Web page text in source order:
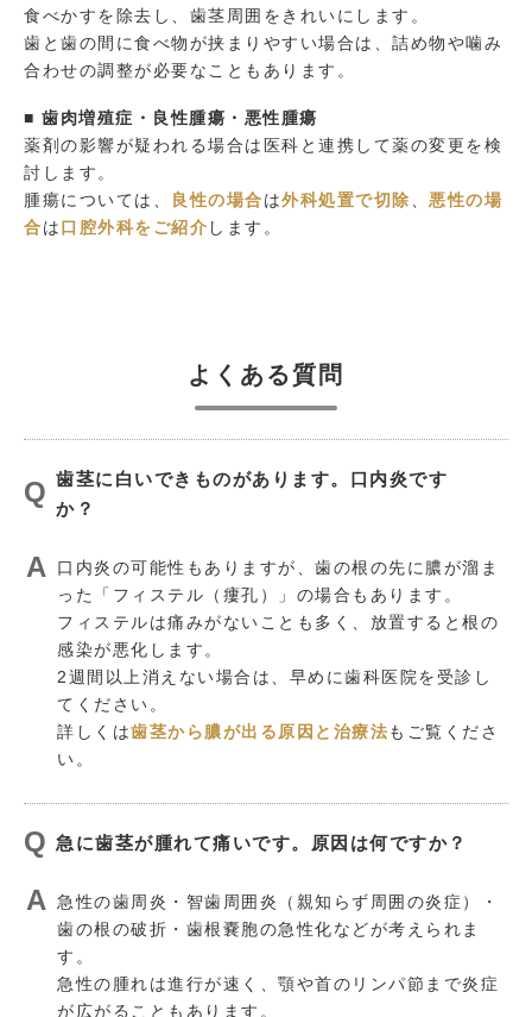
食べかすを除去し、歯茎周囲をきれいにします。
歯と歯の間に食べ物が挟まりやすい場合は、詰め物や噛み
合わせの調整が必要なこともあります。
■ 歯肉増殖症・良性腫瘍・悪性腫瘍
薬剤の影響が疑われる場合は医科と連携して薬の変更を検
討します。
腫瘍については、
良性の場合は外科処置で切除
悪性の場
合は口腔外科をご紹介 します。
よくある質問
歯茎に白いできものがあります。口内炎です
か？
口内炎の可能性もありますが、歯の根の先に膿が溜ま
った「フィステル（瘻孔）」の場合もあります。
フィステルは痛みがないことも多く、放置すると根の
感染が悪化します。
2週間以上消えない場合は、早めに歯科医院を受診し
てください。
詳しくは歯茎から膿が出る原因と治療法もご覧くださ
い。
急に歯茎が腫れて痛いです。原因は何ですか？
急性の歯周炎・智歯周囲炎（親知らず周囲の炎症）・
歯の根の破折・歯根嚢胞の急性化などが考えられま
す。
急性の腫れは進行が速く、顎や首のリンパ節まで炎症
が広がることもあります。